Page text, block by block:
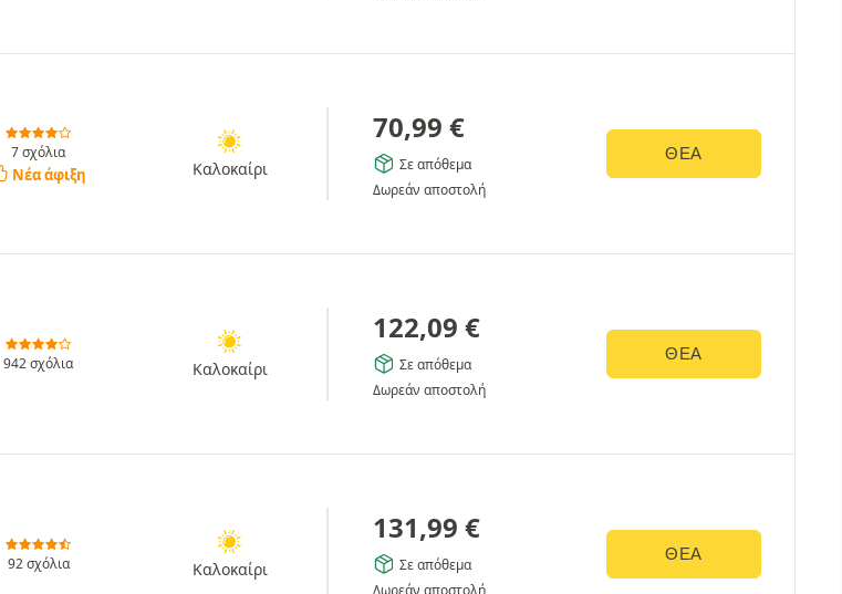
7 σχόλια
Νέα άφιξη Καλοκαίρι
70,99 €
Σε απόθεμα
Δωρεάν αποστολή
ΘΈΑ
942 σχόλια Καλοκαίρι
122,09 €
Σε απόθεμα
Δωρεάν αποστολή
ΘΈΑ
92 σχόλια Καλοκαίρι
131,99 €
Σε απόθεμα
Δωρεάν αποστολή
ΘΈΑ